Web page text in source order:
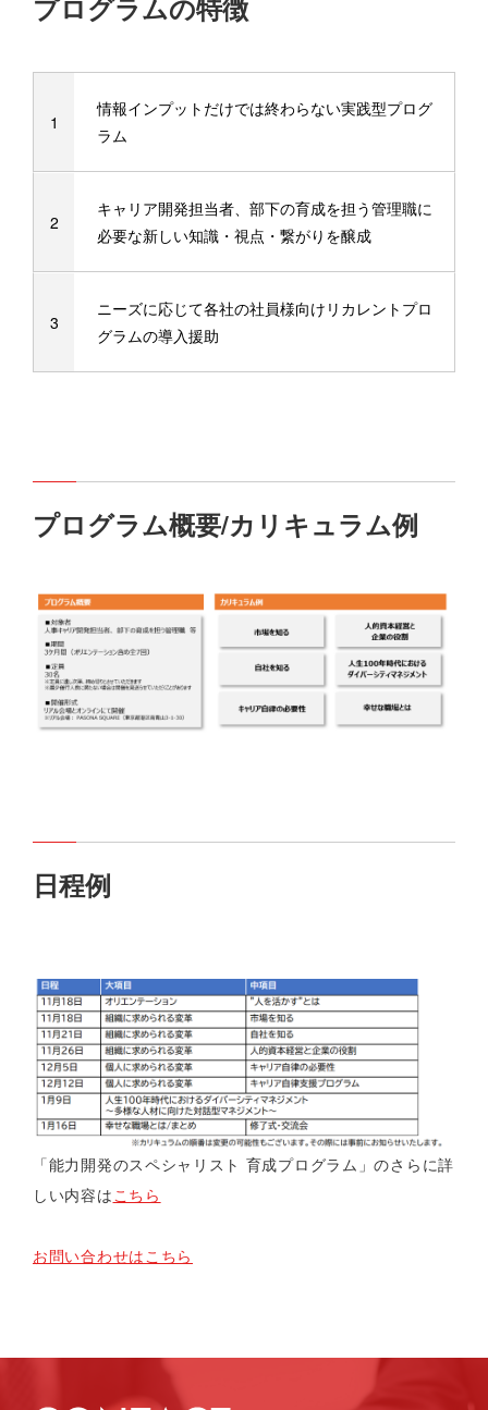
プログラムの特徴
情報インプットだけでは終わらない実践型プログ
ラム
キャリア開発担当者、部下の育成を担う管理職に
必要な新しい知識・視点・繋がりを醸成
ニーズに応じて各社の社員様向けリカレントプロ
グラムの導入援助
プログラム概要/カリキュラム例
日程例
「能力開発のスペシャリスト 育成プログラム」のさらに詳
しい内容は こちら
お問い合わせはこちら